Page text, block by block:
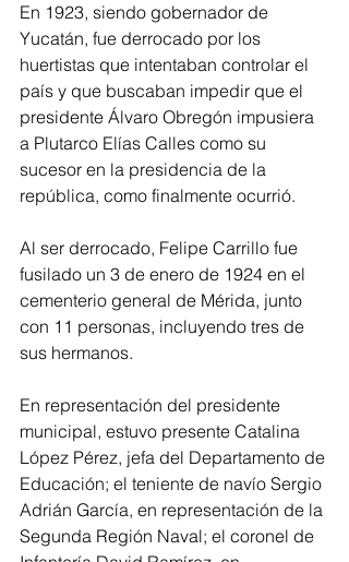
En 1923, siendo gobernador de
Yucatán, fue derrocado por los
huertistas que intentaban controlar el
país y que buscaban impedir que el
presidente Álvaro Obregón impusiera
a Plutarco Elías Calles como su
sucesor en la presidencia de la
república, como finalmente ocurrió.
Al ser derrocado, Felipe Carrillo fue
fusilado un 3 de enero de 1924 en el
cementerio general de Mérida, junto
con 11 personas, incluyendo tres de
sus hermanos.
En representación del presidente
municipal, estuvo presente Catalina
López Pérez, jefa del Departamento de
Educación; el teniente de navío Sergio
Adrián García, en representación de la
Segunda Región Naval; el coronel de